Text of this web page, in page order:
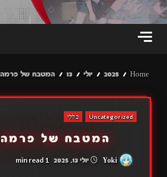
Home
2025 יולי 13 המטבח של פרמה
Uncategorized כללי
המטבח של פרמה
יולי 13, 2025 1 min read